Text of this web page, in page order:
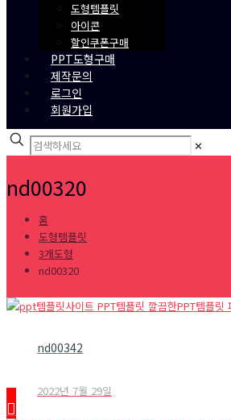
도형템플릿
아이콘
할인쿠폰구매
PPT도형구매
제작문의
로그인
회원가입
✕
nd00320
홈
도형템플릿
3개도형
nd00320
nd00342
2022년 7월 29일